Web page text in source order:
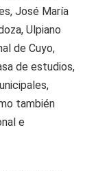
José María
Ulpiano
de Cuyo,
de estudios,
también
e